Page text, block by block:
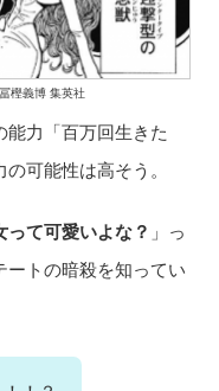
樫義博 集英社
力「百万回生きた
可能性は高そう。
って可愛いよな？ 」っ
トの暗殺を知ってい